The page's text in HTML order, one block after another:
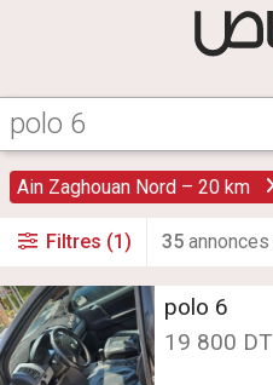
Ain Zaghouan Nord – 20 km
Filtres (1) 35 annonces
polo 6
19 800 DT